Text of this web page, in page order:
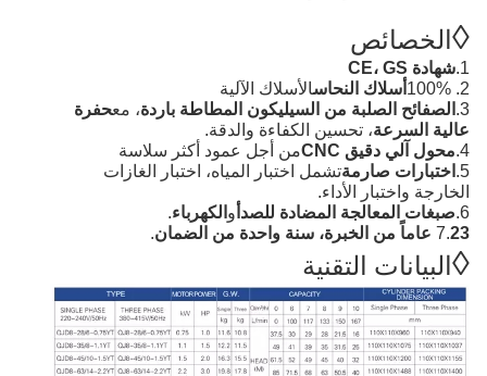
◊ الخصائص
1
.شهادة CE، GS
2. 100%
أسلاك النحاسالأسلاك الآلية
3. الصفائح الصلبة من السيليكون المطاطة باردة، معحفرة
عالية السرعة، تحسين الكفاءة والدقة.
4. محول آلي دقيق CNC
من أجل عمود أكثر سلاسة
5. اختبارات صارمةتشمل اختبار المياه، اختبار الغازات
الخارجة واختبار الأداء.
6. صبغات المعالجة المضادة للصدأ و الكهرباء.
7.23 عاماً من الخبرة، سنة واحدة من الضمان .
◊ البيانات التقنية